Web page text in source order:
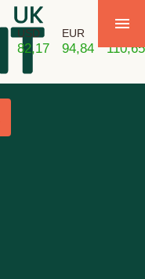
USD
82,17
EUR
94,84 110,65